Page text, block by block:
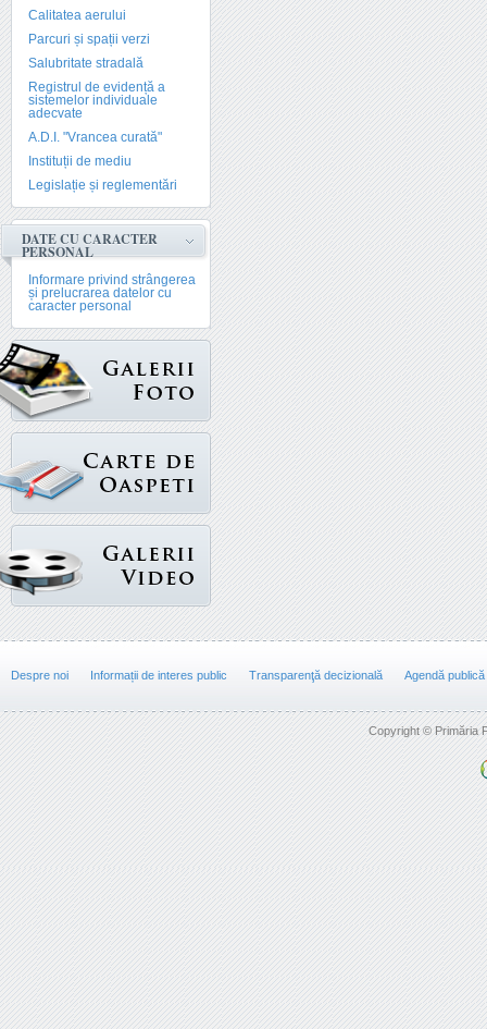
Calitatea aerului
Parcuri și spații verzi
Salubritate stradală
Registrul de evidență a
sistemelor individuale
adecvate
A.D.I. "Vrancea curată"
Instituții de mediu
Legislație și reglementări
DATE CU CARACTER
PERSONAL
Informare privind strângerea
și prelucrarea datelor cu
caracter personal
Despre noi Informații de interes public Transparenţă decizională Agendă publică
Copyright © Primăria